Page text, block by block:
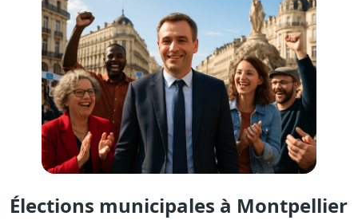
Élections municipales à Montpellier